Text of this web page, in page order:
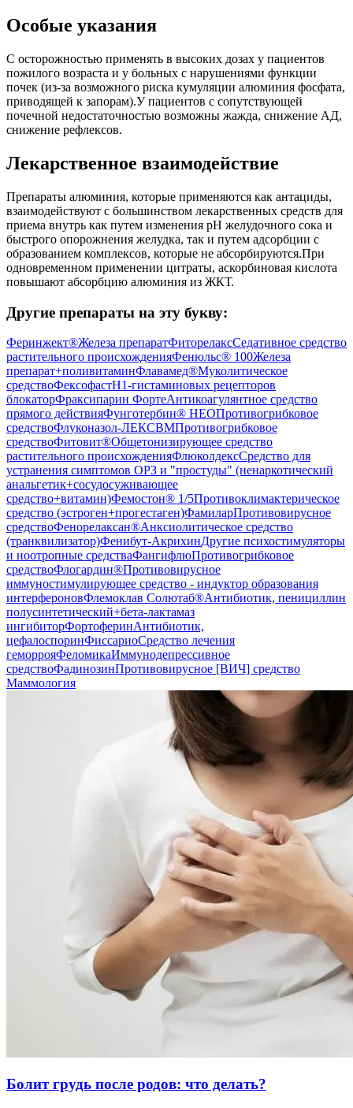
Особые указания
С осторожностью применять в высоких дозах у пациентов
пожилого возраста и у больных с нарушениями функции
почек (из-за возможного риска кумуляции алюминия фосфата,
приводящей к запорам).У пациентов с сопутствующей
почечной недостаточностью возможны жажда, снижение АД,
снижение рефлексов.
Лекарственное взаимодействие
Препараты алюминия, которые применяются как антациды,
взаимодействуют с большинством лекарственных средств для
приема внутрь как путем изменения pH желудочного сока и
быстрого опорожнения желудка, так и путем адсорбции с
образованием комплексов, которые не абсорбируются.При
одновременном применении цитраты, аскорбиновая кислота
повышают абсорбцию алюминия из ЖКТ.
Другие препараты на эту букву:
Феринжект®Железа препаратФиторелаксСедативное средство
растительного происхожденияФенюльс® 100Железа
препарат+поливитаминФлавамед®Муколитическое
средствоФексофастH1-гистаминовых рецепторов
блокаторФраксипарин ФортеАнтикоагулянтное средство
прямого действияФунготербин® НЕОПротивогрибковое
средствоФлуконазол-ЛЕКСВМПротивогрибковое
средствоФитовит®Общетонизирующее средство
растительного происхожденияФлюколдексСредство для
устранения симптомов ОРЗ и "простуды" (ненаркотический
анальгетик+сосудосуживающее
средство+витамин)Фемостон® 1/5Противоклимактерическое
средство (эстроген+прогестаген)ФамиларПротивовирусное
средствоФенорелаксан®Анксиолитическое средство
(транквилизатор)Фенибут-АкрихинДругие психостимуляторы
и ноотропные средстваФангифлюПротивогрибковое
средствоФлогардин®Противовирусное
иммуностимулирующее средство - индуктор образования
интерфероновФлемоклав Солютаб®Антибиотик, пенициллин
полусинтетический+бета-лактамаз
ингибиторФортоферинАнтибиотик,
цефалоспоринФиссариоСредство лечения
геморрояФеломикаИммунодепрессивное
средствоФадинозинПротивовирусное [ВИЧ] средство
Маммология
Болит грудь после родов: что делать?